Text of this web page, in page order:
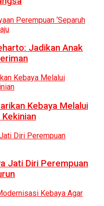
Jadikan Anak
Kebaya Melalui
Jati Diri Perempuan